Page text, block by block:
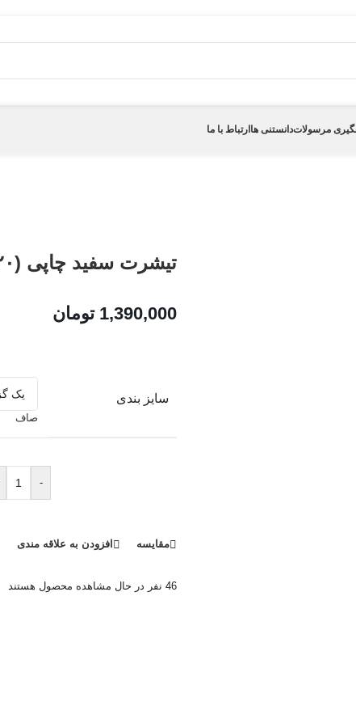
مرسولاتدانستنی ها ارتباط با ما
تیشرت سفید چاپی (۲۰)
1,390,000 تومان
سایز بندی
صاف
-
مقایسه افزودن به علاقه مندی
46 نفر در حال مشاهده محصول هستند